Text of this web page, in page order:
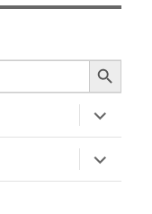
SEARCH
öffnen
öffnen